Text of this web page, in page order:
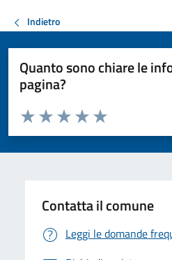
Indietro
Quanto sono chiare le
pagina?
Valuta da 1 a 5 stelle la pagina
Valuta 5 stelle
Valuta 4 stelle su 5
Valuta 3 stelle su 5
Valuta 2 stelle su 5
Valuta 1 stelle su 5
Contatta il comune
Leggi le domande